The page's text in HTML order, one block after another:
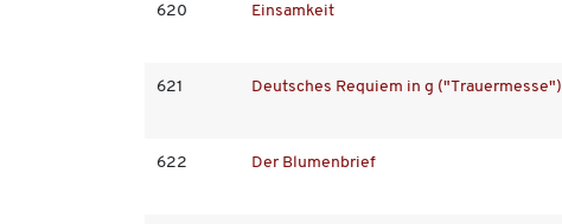
620 Einsamkeit
621 Deutsches Requiem in g ("Trauermesse")
622 Der Blumenbrief